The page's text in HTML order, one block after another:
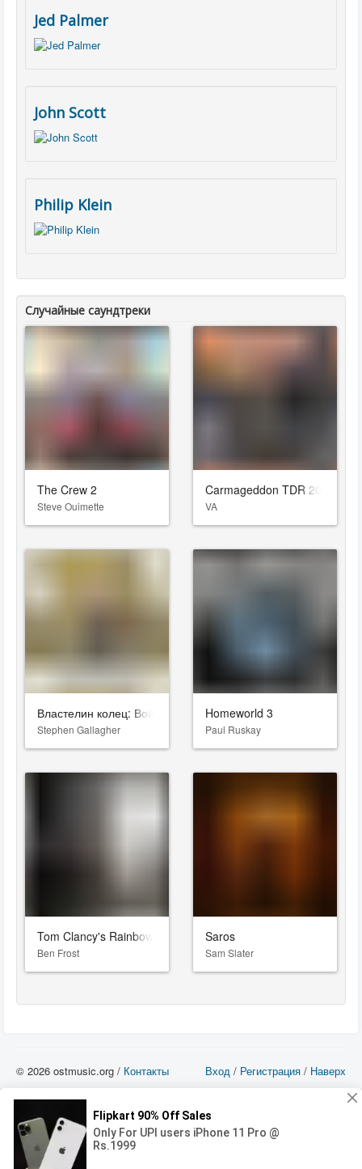
Jed Palmer
John Scott
Philip Klein
Случайные саундтреки
The Crew 2
Steve Ouimette
Carmageddon TDR 2000
VA
Властелин колец: Война Рохирримов
Stephen Gallagher
Homeworld 3
Paul Ruskay
Tom Clancy's Rainbow Six: Siege
Ben Frost
Saros
Sam Slater
Вход / Регистрация / Наверх
© 2026 ostmusic.org / Контакты
можете использовать такие материалы только в том в случае, если
использование производится с ознакомительными целями - для прочих целей
вы должны приобрести лицензионную запись.